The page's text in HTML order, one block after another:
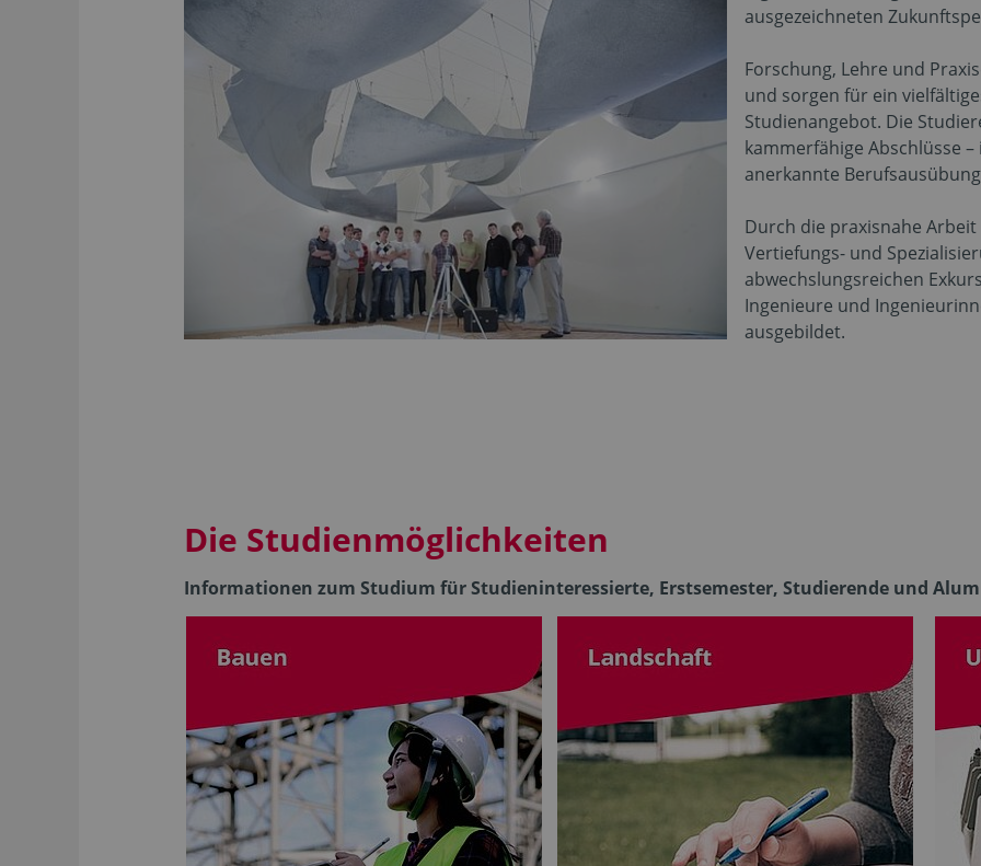
ausgezeichneten
Forschung, Lehre und
und sorgen für ein
Studienangebot. Die
kammerfähige Abschlüsse
anerkannte
Durch die praxisnahe
Vertiefungs- und
abwechslungsreichen
Ingenieure und
ausgebildet.
Die Studienmöglichkeiten
Informationen zum Studium für Studieninteressierte, Erstsemester, Studierende und